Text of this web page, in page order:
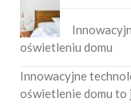
oświetleniu domu
Innowacyjne
oświetlenie domu to